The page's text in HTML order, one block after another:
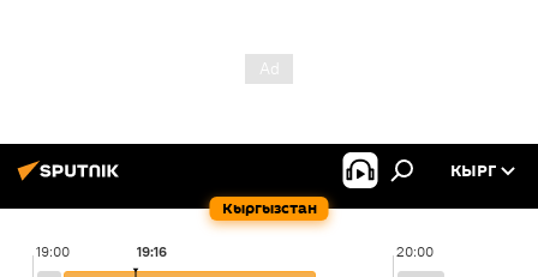
Кыргызстан
КЫРГ
19:00 20:00
19:16